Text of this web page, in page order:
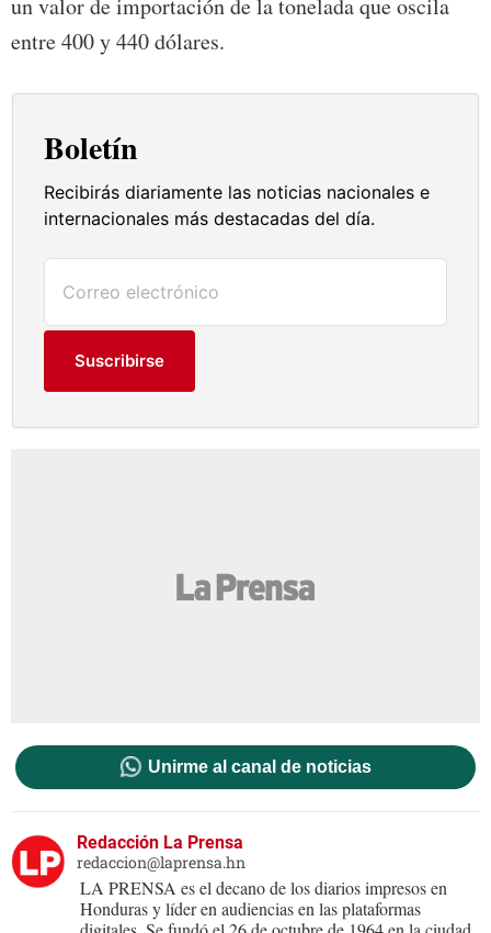
un valor de importación de la tonelada que oscila
entre 400 y 440 dólares.
Boletín
Recibirás diariamente las noticias nacionales e
internacionales más destacadas del día.
Suscribirse
Unirme al canal de noticias
Redacción La Prensa
redaccion@laprensa.hn
LA PRENSA es el decano de los diarios impresos en
Honduras y líder en audiencias en las plataformas